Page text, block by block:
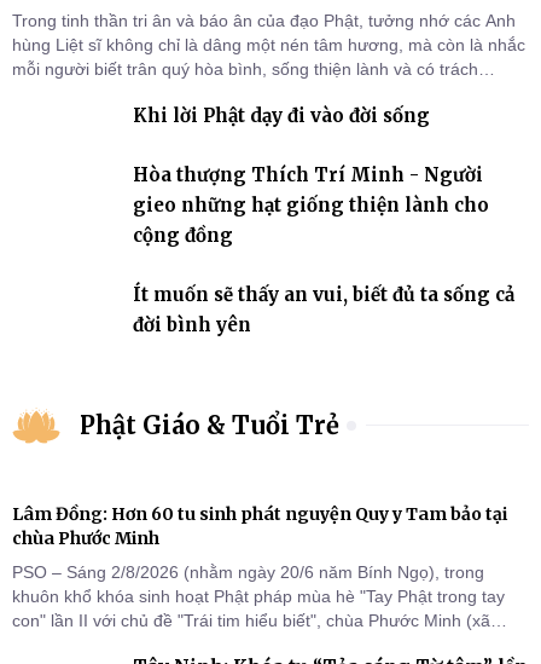
Trong tinh thần tri ân và báo ân của đạo Phật, tưởng nhớ các Anh
hùng Liệt sĩ không chỉ là dâng một nén tâm hương, mà còn là nhắc
mỗi người biết trân quý hòa bình, sống thiện lành và có trách
Khi lời Phật dạy đi vào đời sống
Hòa thượng Thích Trí Minh - Người
gieo những hạt giống thiện lành cho
cộng đồng
Ít muốn sẽ thấy an vui, biết đủ ta sống cả
đời bình yên
Phật Giáo & Tuổi Trẻ
Lâm Đồng: Hơn 60 tu sinh phát nguyện Quy y Tam bảo tại
chùa Phước Minh
PSO – Sáng 2/8/2026 (nhằm ngày 20/6 năm Bính Ngọ), trong
khuôn khổ khóa sinh hoạt Phật pháp mùa hè "Tay Phật trong tay
con" lần II với chủ đề "Trái tim hiểu biết", chùa Phước Minh (xã